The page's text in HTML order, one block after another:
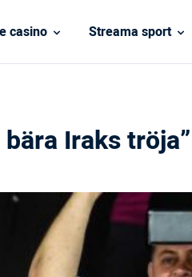
casino Streama sport
Iraks tröja”